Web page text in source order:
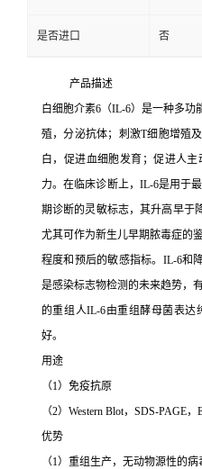
是否进口 否
产品描述
白细胞介素6（IL-6）是一种多功
殖，分泌抗体；刺激T细胞增殖
白，促进血细胞发育；促进人
力。在临床诊断上，IL-6是用于
期诊断的灵敏标志，其升高早于
尤其可作为新生儿早期脓毒症的
程度和预后的敏感指标。IL-6和
是感染标志物检测的未来趋势，
的重组人IL-6由重组酵母菌表达
好。
用途
（1）免疫抗原
（2）Western Blot，SDS-PAGE
优势
（1）重组生产，无动物源性的